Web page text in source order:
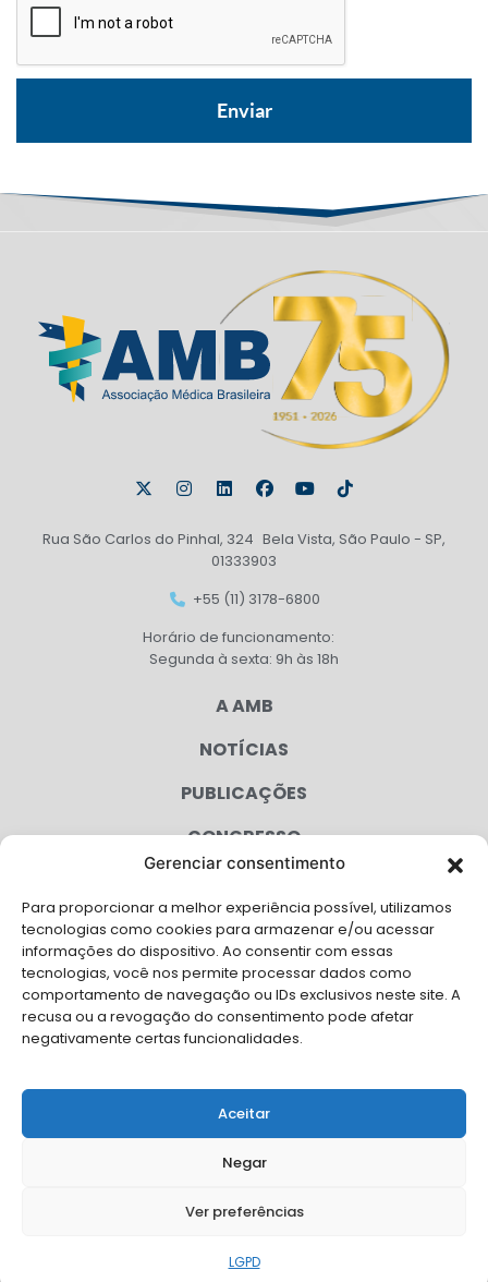
Gerenciar consentimento
Para proporcionar a melhor experiência possível, utilizamos
tecnologias como cookies para armazenar e/ou acessar
informações do dispositivo. Ao consentir com essas
tecnologias, você nos permite processar dados como
comportamento de navegação ou IDs exclusivos neste site. A
recusa ou a revogação do consentimento pode afetar
negativamente certas funcionalidades.
Aceitar
Negar
Ver preferências
LGPD
Rua São Carlos do Pinhal, 324 Bela Vista, São Paulo - SP,
01333903
+55 (11) 3178-6800
Horário de funcionamento:
Segunda à sexta: 9h às 18h
A AMB
NOTÍCIAS
PUBLICAÇÕES
CONGRESSO
CAMPANHAS
SERVIÇOS
FILIADAS
FALE CONOSCO
Solicite Apoio Institucional da AMB para o seu evento